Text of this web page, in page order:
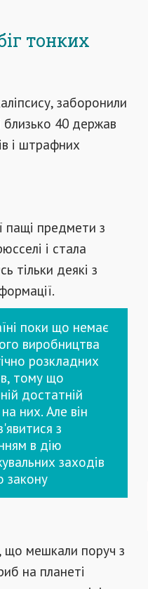
тонких
заборонили
близько 40 держав
і штрафних
пащі предмети з
і стала
тільки деякі з
поки що немає
виробництва
розкладних
тому що
достатній
них. Але він
з
в дію
заходів
закону
що мешкали поруч з
на планеті